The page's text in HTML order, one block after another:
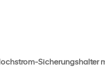
Sicherungshalter